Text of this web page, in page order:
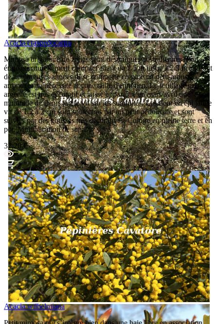
Acacia craspedocarpa
Mimosa originaire de zones semi désertiques australiennes. Port
érigé et naturellement compact allant de 1.5 m jusqu'à 2.5 m au bout
de nombreuses années. Il se comporte comme un petit arbuste
arrondi et ne nécessite aucune taille d'entretien. Le feuillage gris-
argenté est très décoratif et laisse apparaître en mars/avril une
multitude de fleurs jaune vif sur les sommités. Les fleur en épi jaune
vif de 1.2 à 2 cm sont soutenues par un petit pédoncule et sont
suivies par des gousses très décoratives. Culture en pleine terre et en
pot. Multiplication de semis.
32,20 €
Acacia wilhelmiana